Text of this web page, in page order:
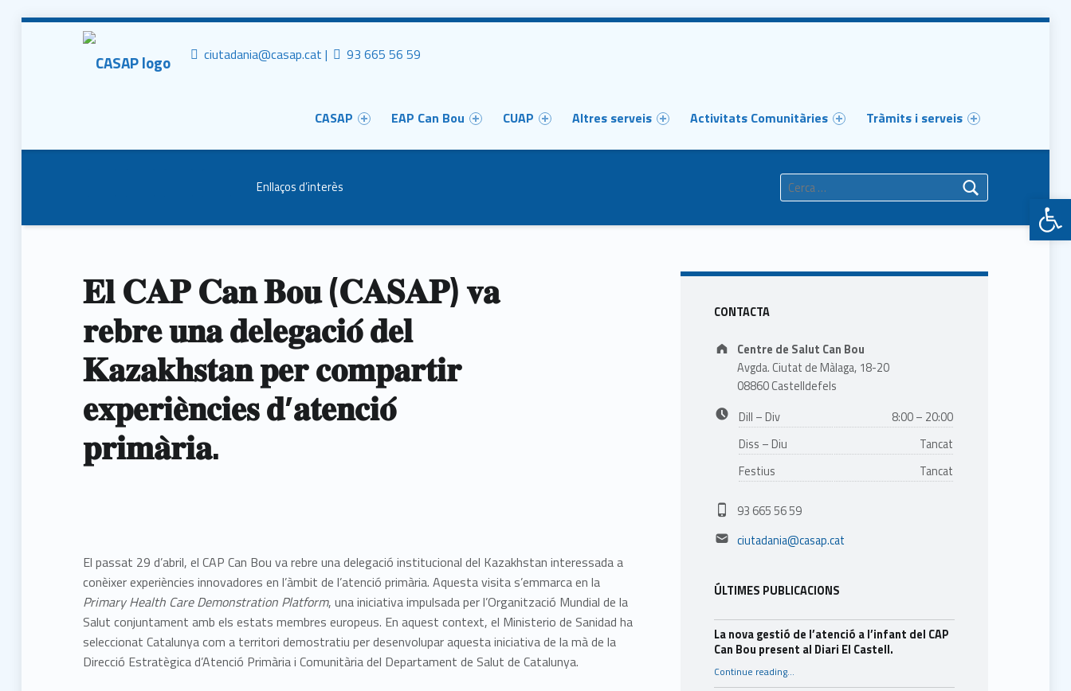
CASAP
Contacta al mail
ciutadania@casap.cat |
Truca'ns
93 665 56 59
CASAP EAP Can Bou CUAP Altres serveis Activitats Comunitàries Tràmits i serveis
Enllaços d’interès
𝐄𝐥 𝐂𝐀𝐏 𝐂𝐚𝐧 𝐁𝐨𝐮 (𝐂𝐀𝐒𝐀𝐏) 𝐯𝐚
𝐫𝐞𝐛𝐫𝐞 𝐮𝐧𝐚 𝐝𝐞𝐥𝐞𝐠𝐚𝐜𝐢𝐨́ 𝐝𝐞𝐥
𝐊𝐚𝐳𝐚𝐤𝐡𝐬𝐭𝐚𝐧 𝐩𝐞𝐫 𝐜𝐨𝐦𝐩𝐚𝐫𝐭𝐢𝐫
𝐞𝐱𝐩𝐞𝐫𝐢𝐞̀𝐧𝐜𝐢𝐞𝐬 𝐝’𝐚𝐭𝐞𝐧𝐜𝐢𝐨́
𝐩𝐫𝐢𝐦𝐚̀𝐫𝐢𝐚.
El passat 29 d’abril, el CAP Can Bou va rebre una delegació institucional del Kazakhstan interessada a
conèixer experiències innovadores en l’àmbit de l’atenció primària. Aquesta visita s’emmarca en la
Primary Health Care Demonstration Platform, una iniciativa impulsada per l’Organització Mundial de la
Salut conjuntament amb els estats membres europeus. En aquest context, el Ministerio de Sanidad ha
seleccionat Catalunya com a territori demostratiu per desenvolupar aquesta iniciativa de la mà de la
Direcció Estratègica d’Atenció Primària i Comunitària del Departament de Salut de Catalunya.
Sidebar
CONTACTA
Address:
Centre de Salut Can Bou
Avgda. Ciutat de Màlaga, 18-20
08860 Castelldefels
Business hours:
Dill – Div
8:00 – 20:00
Diss – Diu
Tancat
Festius
Tancat
Phone number:
93 665 56 59
Email address:
ciutadania@casap.cat
ÚLTIMES PUBLICACIONS
La nova gestió de l’atenció a l’infant del CAP
Can Bou present al Diari El Castell.
Continue reading“La nova gestió de l’atenció a l’infant del CAP Can Bou present al Diari El Castell.”
…
Obre la barra d'eines